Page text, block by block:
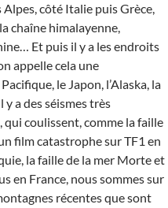
côté Italie puis Grèce,
chaîne himalayenne,
Et puis il y a les endroits
appelle cela une
le Japon, l’Alaska, la
a des séismes très
coulissent, comme la faille
film catastrophe sur TF1 en
la faille de la mer Morte et
en France, nous sommes sur
récentes que sont